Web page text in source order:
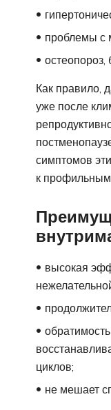
проблемы с
остеопороз,
Как правило,
уже после
симптомов
к
высокая
циклов;
не мешает